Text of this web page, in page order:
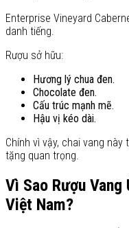
Enterprise Vineyard
danh tiếng.
Rượu sở hữu:
Hương lý chua đen.
Chocolate đen.
Cấu trúc mạnh mẽ.
Hậu vị kéo dài.
Chính vì vậy, chai vang
tặng quan trọng.
Vì Sao Rượu
Việt Nam?